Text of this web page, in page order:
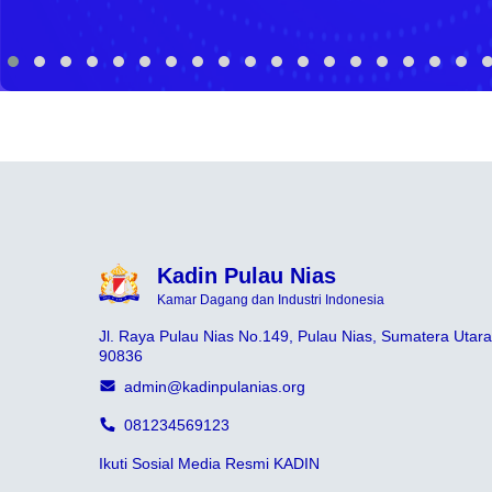
Kadin Pulau Nias
Kamar Dagang dan Industri Indonesia
Jl. Raya Pulau Nias No.149, Pulau Nias, Sumatera Utara
90836
admin@kadinpulanias.org
081234569123
Ikuti Sosial Media Resmi KADIN